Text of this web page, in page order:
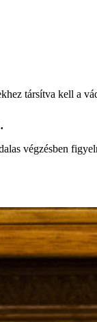
társítva kell a
végzésben